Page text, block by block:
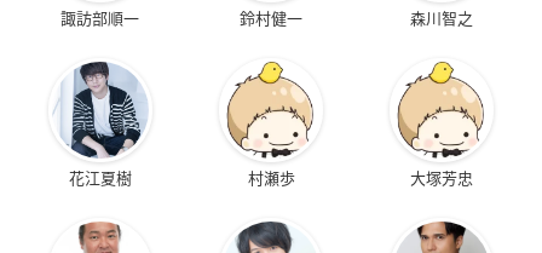
諏訪部順一 鈴村健一 森川智之
花江夏樹 村瀬歩 大塚芳忠